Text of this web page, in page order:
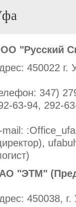
"Русский
450022
347)
63-94, 292-
mail:
"ЭТМ" (
450038,